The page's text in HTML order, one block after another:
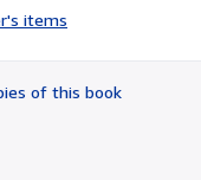
rating
of
items
of this book